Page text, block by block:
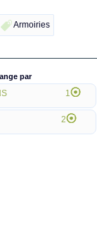
Armoiries
par
1
2